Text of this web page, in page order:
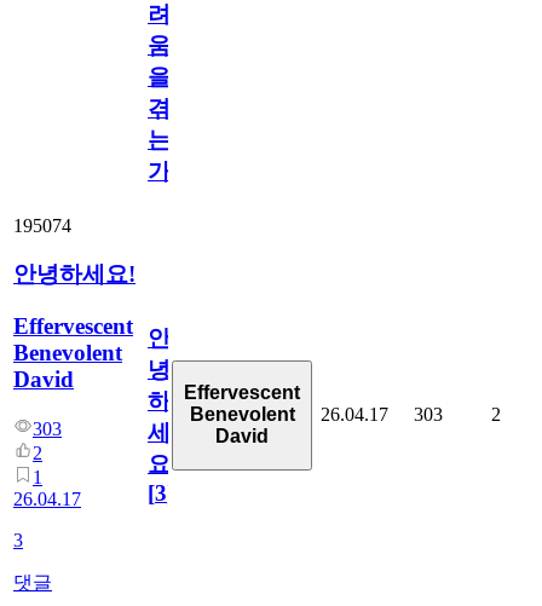
려
움
을
겪
는
가?
195074
안녕하세요!
Effervescent
Benevolent
David
303
2
1
26.04.17
3
댓글
안
녕
하
세
요!
[3]
Effervescent
Benevolent
David
26.04.17 303 2